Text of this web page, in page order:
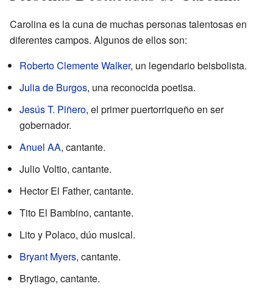
Carolina es la cuna de muchas personas talentosas en
diferentes campos. Algunos de ellos son:
Roberto Clemente Walker, un legendario beisbolista.
Julia de Burgos, una reconocida poetisa.
Jesús T. Piñero, el primer puertorriqueño en ser
gobernador.
Anuel AA, cantante.
Julio Voltio, cantante.
Hector El Father, cantante.
Tito El Bambino, cantante.
Lito y Polaco, dúo musical.
Bryant Myers, cantante.
Brytiago, cantante.